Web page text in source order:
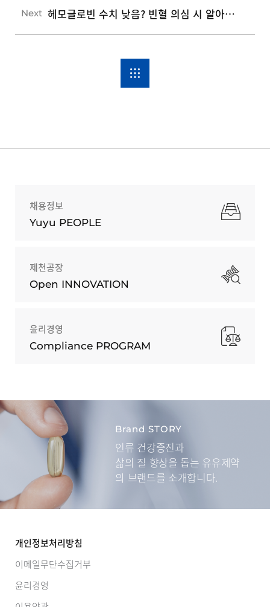
Next 헤모글로빈 수치 낮음? 빈혈 의심 시 알아야 할 3가지 건강 관리법
채용정보
Yuyu PEOPLE
제천공장
Open INNOVATION
윤리경영
Compliance PROGRAM
Brand STORY
인류 건강증진과
삶의 질 향상을 돕는 유유제약
의 브랜드를 소개합니다.
개인정보처리방침
이메일무단수집거부
윤리경영